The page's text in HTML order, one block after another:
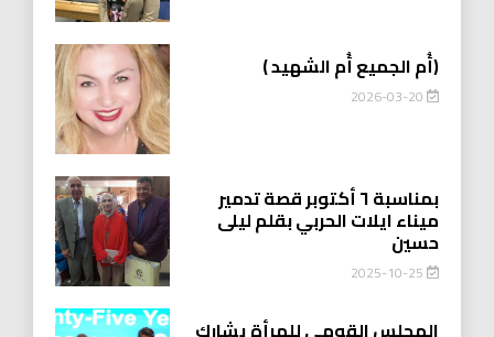
(أُم الجميع أُم الشهيد )
2026-03-20
بمناسبة ٦ أكتوبر قصة تدمير
ميناء ايلات الحربي بقلم ليلى
حسين
2025-10-25
المجلس القومي للمرأة يشارك